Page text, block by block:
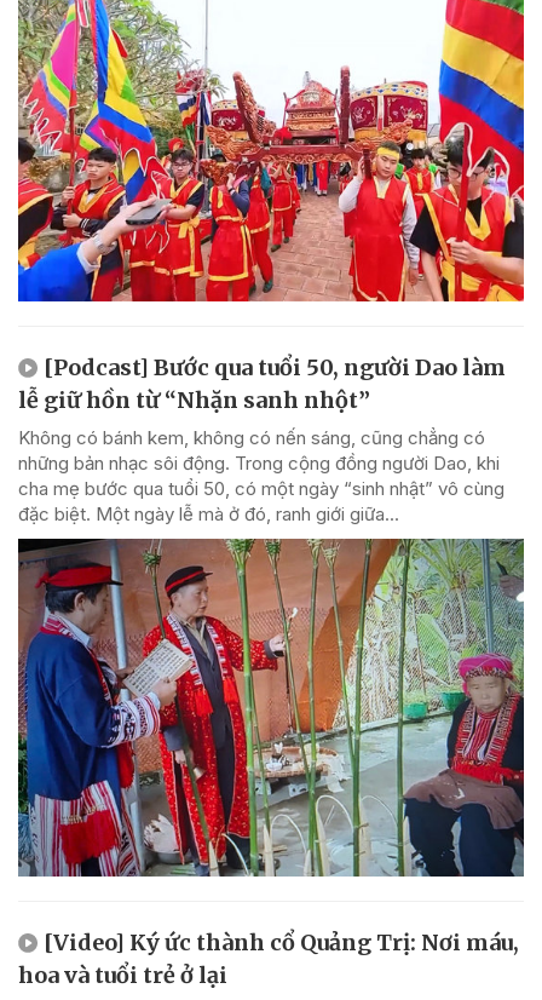
[Podcast] Bước qua tuổi 50, người Dao làm
lễ giữ hồn từ “Nhặn sanh nhột”
Không có bánh kem, không có nến sáng, cũng chẳng có
những bản nhạc sôi động. Trong cộng đồng người Dao, khi
cha mẹ bước qua tuổi 50, có một ngày “sinh nhật” vô cùng
đặc biệt. Một ngày lễ mà ở đó, ranh giới giữa...
[Video] Ký ức thành cổ Quảng Trị: Nơi máu,
hoa và tuổi trẻ ở lại